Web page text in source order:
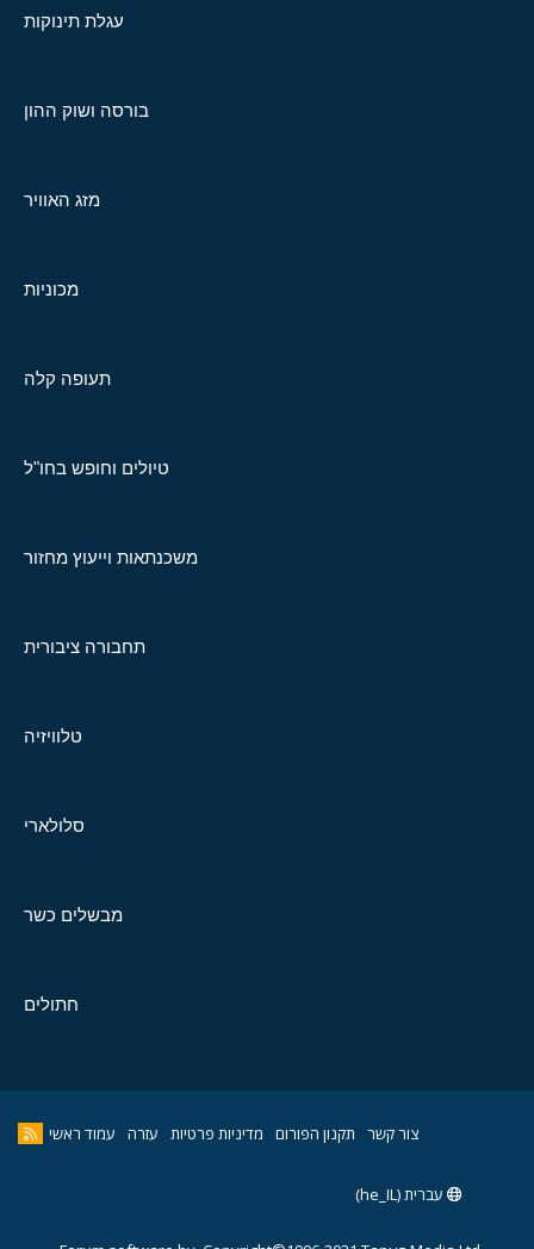
עגלת תינוקות
בורסה ושוק ההון
מזג האוויר
מכוניות
תעופה קלה
טיולים וחופש בחו"ל
משכנתאות וייעוץ מחזור
תחבורה ציבורית
טלוויזיה
סלולארי
מבשלים כשר
חתולים
צור קשר תקנון הפורום מדיניות פרטיות עזרה עמוד ראשי
עברית (he_IL)